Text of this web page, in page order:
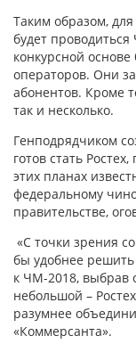
Таким образом,
будет
конкурсной
операторов. Они
абонентов. Кроме
так и несколько.
Генподрядчиком
готов стать
этих планах
федеральному
правительстве,
«С точки зрения
бы удобнее решить
к ЧМ-2018, выбрав
небольшой –
разумнее
«Коммерсанта».